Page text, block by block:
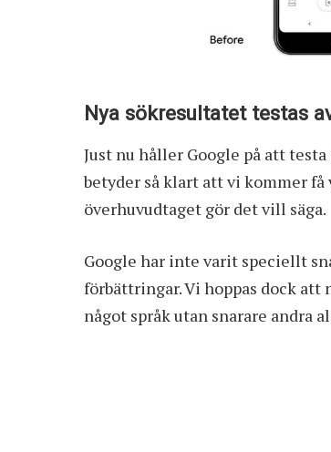
Nya sökresultatet testas
Just nu håller Google på att
betyder så klart att vi kommer
överhuvudtaget gör det vill säga.
Google har inte varit speciellt
förbättringar. Vi hoppas dock
något språk utan snarare andra